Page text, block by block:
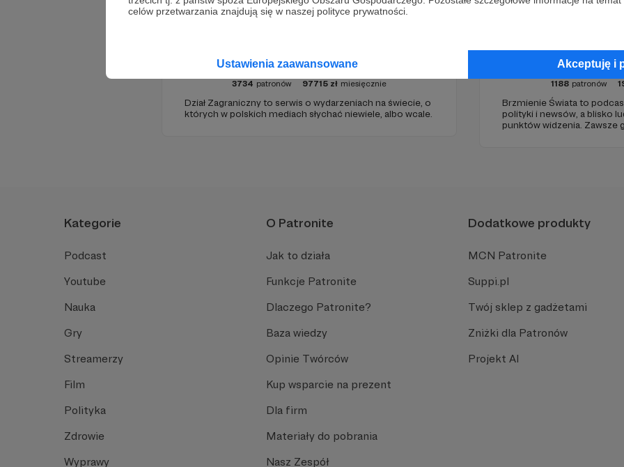
celów przetwarzania znajdują się w naszej polityce prywatności.
Ustawienia zaawansowane Akceptuję i
Dział Zagraniczny
3734 patronów 97715 zł miesięcznie
Dział Zagraniczny to serwis o wydarzeniach na świecie, o
których w polskich mediach słychać niewiele, albo wcale.
Brzmienie
1188 patronów
Brzmienie Świata to
polityki i newsów, a blisko
punktów widzenia. Zawsze
Kategorie
Podcast
Youtube
Nauka
Gry
Streamerzy
Film
Polityka
Zdrowie
Wyprawy
O Patronite
Jak to działa
Funkcje Patronite
Dlaczego Patronite?
Baza wiedzy
Opinie Twórców
Kup wsparcie na prezent
Dla firm
Materiały do pobrania
Nasz Zespół
Dodatkowe produkty
MCN Patronite
Suppi.pl
Twój sklep z gadżetami
Zniżki dla Patronów
Projekt AI